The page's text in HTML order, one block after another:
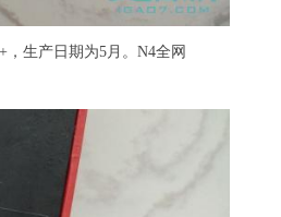
生产日期为5月。N4全网